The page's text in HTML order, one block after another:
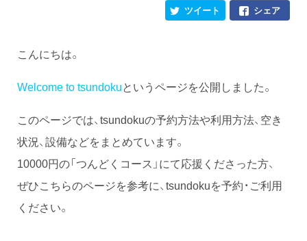
シェア
ツイート
こんにちは。
Welcome to tsundokuというページを公開しました。
このページでは、tsundokuの予約方法や利用方法、空き
状況、設備などをまとめています。
10000円の「つんどくコース」にて応援くださった方、
ぜひこちらのページを参考に、tsundokuを予約・ご利用
ください。